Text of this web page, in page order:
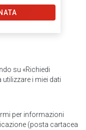
su «Richiedi
i miei dati
per informazioni
(posta cartacea